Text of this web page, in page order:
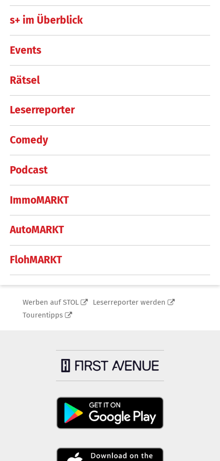
s+ im Überblick
Events
Rätsel
Leserreporter
Comedy
Podcast
ImmoMARKT
AutoMARKT
FlohMARKT
Werben auf STOL
Leserreporter werden
Tourentipps